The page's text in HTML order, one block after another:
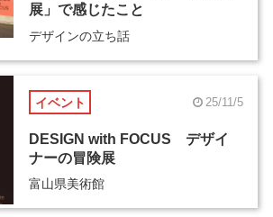
展」で感じたこと
デザインの立ち話
イベント 25/11/5
DESIGN with FOCUS デザイ
ナーの冒険展
富山県美術館